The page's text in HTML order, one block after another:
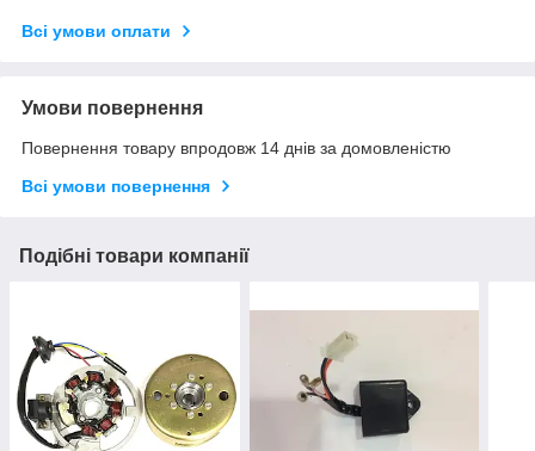
Всі умови оплати
Умови повернення
Повернення товару впродовж 14 днів за домовленістю
Всі умови повернення
Подібні товари компанії